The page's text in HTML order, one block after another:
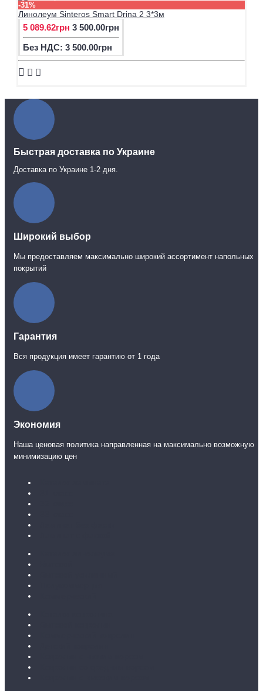
-31%
Линолеум Sinteros Smart Drina 2 3*3м
5 089.62грн 3 500.00грн
Без НДС: 3 500.00грн
Быстрая доставка по Украине
Доставка по Украине 1-2 дня.
Широкий выбор
Мы предоставляем максимально широкий ассортимент напольных
покрытий
Гарантия
Вся продукция имеет гарантию от 1 года
Экономия
Наша ценовая политика направленная на максимально возможную
минимизацию цен